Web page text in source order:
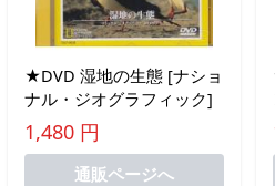
★DVD 湿地の生態 [ナショ
ナル・ジオグラフィック]
1,480 円
通販ページへ